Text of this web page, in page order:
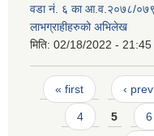
वडा नं. ६ का आ.व.२०७८/०७९
लाभग्राहीहरुको अभिलेख
मिति: 02/18/2022 - 21:45
Pages
« first ‹
4 5 6